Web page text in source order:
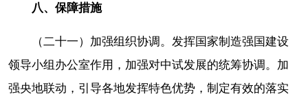
八、保障措施
（二十一）加强组织协调。发挥国家制造强国建设
领导小组办公室作用，加强对中试发展的统筹协调。加
强央地联动，引导各地发挥特色优势，制定有效的落实